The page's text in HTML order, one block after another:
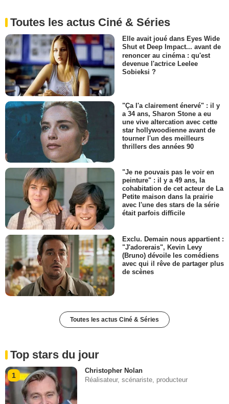
Toutes les actus Ciné & Séries
Elle avait joué dans Eyes Wide
Shut et Deep Impact... avant de
renoncer au cinéma : qu'est
devenue l'actrice Leelee
Sobieksi ?
"Ça l'a clairement énervé" : il y
a 34 ans, Sharon Stone a eu
une vive altercation avec cette
star hollywoodienne avant de
tourner l'un des meilleurs
thrillers des années 90
"Je ne pouvais pas le voir en
peinture" : il y a 49 ans, la
cohabitation de cet acteur de La
Petite maison dans la prairie
avec l'une des stars de la série
était parfois difficile
Exclu. Demain nous appartient :
"J'adorerais", Kevin Levy
(Bruno) dévoile les comédiens
avec qui il rêve de partager plus
de scènes
Toutes les actus Ciné & Séries
Top stars du jour
1
Christopher Nolan
Réalisateur, scénariste, producteur